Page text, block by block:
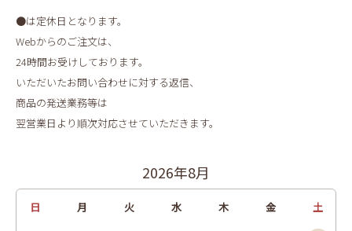
●は定休日となります。
Webからのご注文は、
24時間お受けしております。
いただいたお問い合わせに対する返信、
商品の発送業務等は
翌営業日より順次対応させていただきます。
2026年8月
日 月 火 水 木 金 土